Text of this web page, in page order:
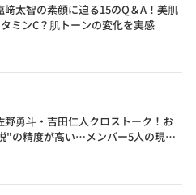
﨑太智の素顔に迫る15のQ＆A！美肌
ミンC？肌トーンの変化を実感
野勇斗・吉田仁人クロストーク！お
"の精度が高い…メンバー5人の現在